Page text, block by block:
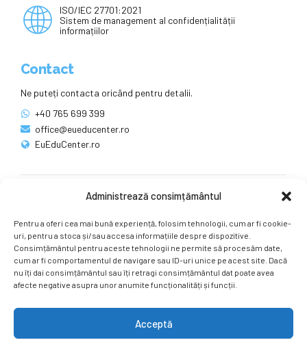
Administrează consimțământul
Pentru a oferi cea mai bună experiență, folosim tehnologii, cum ar fi cookie-
uri, pentru a stoca și/sau accesa informațiile despre dispozitive.
Consimțământul pentru aceste tehnologii ne permite să procesăm date,
cum ar fi comportamentul de navigare sau ID-uri unice pe acest site. Dacă
nu îți dai consimțământul sau îți retragi consimțământul dat poate avea
afecte negative asupra unor anumite funcționalități și funcții.
Acceptă
ISO/IEC 27701:2021
Sistem de management al confidențialității
informațiilor
Contact
Ne puteți contacta oricând pentru detalii.
+40 765 699 399
office@eueducenter.ro
EuEduCenter.ro
Ne puteți găsi și pe rețelele sociale.